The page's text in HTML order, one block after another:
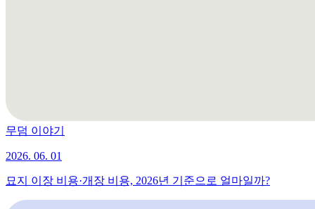
무덤 이야기
2026. 06. 01
묘지 이장 비용·개장 비용, 2026년 기준으로 얼마일까?